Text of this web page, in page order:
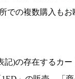
での複数購入もお
記)の存在するカ